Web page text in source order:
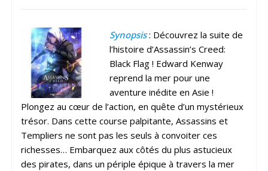
Synopsis: Découvrez la suite de
l’histoire d’Assassin’s Creed:
Black Flag ! Edward Kenway
reprend la mer pour une
aventure inédite en Asie !
Plongez au cœur de l’action, en quête d’un mystérieux
trésor. Dans cette course palpitante, Assassins et
Templiers ne sont pas les seuls à convoiter ces
richesses… Embarquez aux côtés du plus astucieux
des pirates, dans un périple épique à travers la mer